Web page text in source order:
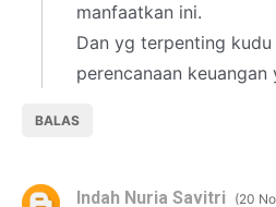
manfaatkan ini.
Dan yg terpenting
perencanaan keuangan
BALAS
Indah Nuria Savitri 20